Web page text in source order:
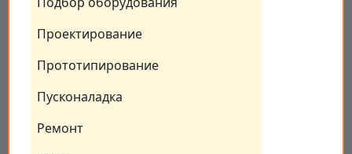
Проектирование
Прототипирование
Пусконаладка
Ремонт